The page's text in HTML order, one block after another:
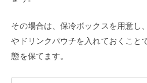
その場合は、保冷ボックスを用意し
やドリンクパウチを入れておくこと
態を保てます。